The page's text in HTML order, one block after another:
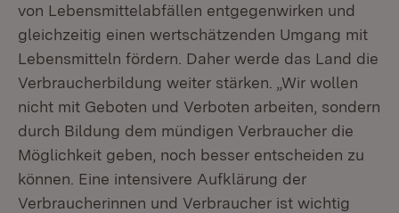
von Lebensmittelabfällen entgegenwirken und
gleichzeitig einen wertschätzenden Umgang mit
Lebensmitteln fördern. Daher werde das Land die
Verbraucherbildung weiter stärken. „Wir wollen
nicht mit Geboten und Verboten arbeiten, sondern
durch Bildung dem mündigen Verbraucher die
Möglichkeit geben, noch besser entscheiden zu
können. Eine intensivere Aufklärung der
Verbraucherinnen und Verbraucher ist wichtig